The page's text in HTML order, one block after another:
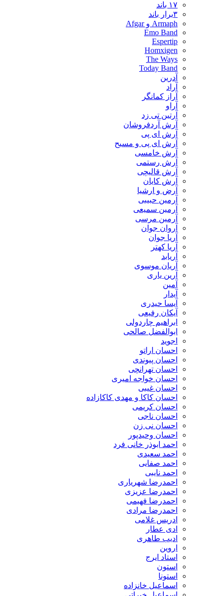
۱۷ باند
۳برار باند
Armaph و Afgar
Emo Band
Espertip
Homxigen
The Ways
Today Band
آدرین
آراد
آراز کمانگر
آراو
آرتین تی زد
آرش آردفروشان
آرش ای پی
آرش ای پی و مسیح
آرش خامسی
آرش رستمی
آرش قالیچی
آرش کایان
​آرض و ارشیا
آرمین حبیبی
آرمین سمیعی
آرمین مرسی
آروان جوان
آریا جوان
آریا کهتر
آریابد
آریان موسوی
آرین یاری
آمین
آیدار
آیسا حیدری
آیکان رفیعی
ابراهیم چاردولی
ابوالفضل صالحی
اجوید
احسان اراتو
احسان پیوندی
احسان تهرانچی
احسان خواجه امیری
احسان غیبی
احسان کاکا و مهدی کاکازاده
احسان کریمی
احسان ناجی
احسان نی زن
احسان وحیدپور
احمد ابوذر خانی فرد
احمد سعیدی
احمد صفایی
احمد نایبی
احمدرضا شهریاری
احمدرضا عزیزی
احمدرضا فهیمی
احمدرضا مرادی
ادریس غلامی
ادی عطار
ادیب طاهری
اروین
استاد ایرج
استون
استونا
اسماعیل خانزاده